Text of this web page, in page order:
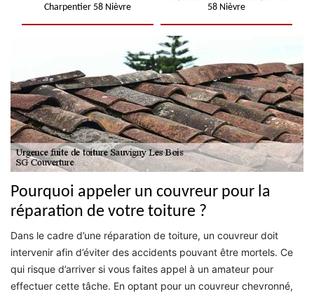
Charpentier 58 Nièvre
58 Nièvre
Pourquoi appeler un couvreur pour la
réparation de votre toiture ?
Dans le cadre d’une réparation de toiture, un couvreur doit
intervenir afin d’éviter des accidents pouvant être mortels. Ce
qui risque d’arriver si vous faites appel à un amateur pour
effectuer cette tâche. En optant pour un couvreur chevronné,